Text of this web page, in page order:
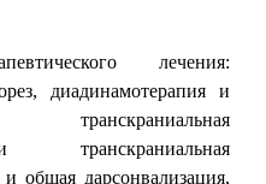
лечения:
диадинамотерапия и
транскраниальная
транскраниальная
общая дарсонвализация,